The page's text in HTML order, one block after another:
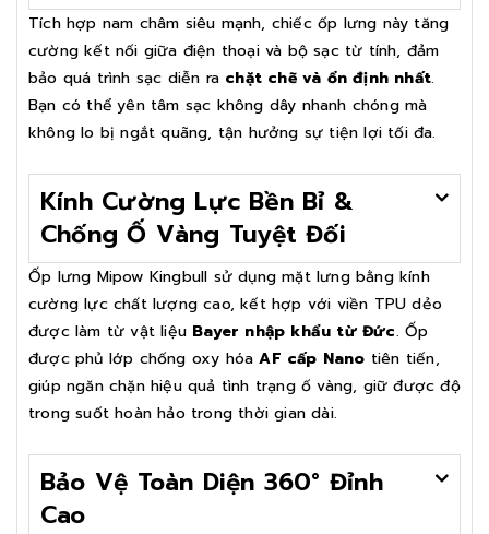
Tích hợp nam châm siêu mạnh, chiếc ốp lưng này tăng
cường kết nối giữa điện thoại và bộ sạc từ tính, đảm
bảo quá trình sạc diễn ra chặt chẽ và ổn định nhất.
Bạn có thể yên tâm sạc không dây nhanh chóng mà
không lo bị ngắt quãng, tận hưởng sự tiện lợi tối đa.
Kính Cường Lực Bền Bỉ &
Chống Ố Vàng Tuyệt Đối
Ốp lưng Mipow Kingbull sử dụng mặt lưng bằng kính
cường lực chất lượng cao, kết hợp với viền TPU dẻo
được làm từ vật liệu Bayer nhập khẩu từ Đức. Ốp
được phủ lớp chống oxy hóaAF cấp Nano tiên tiến,
giúp ngăn chặn hiệu quả tình trạng ố vàng, giữ được độ
trong suốt hoàn hảo trong thời gian dài.
Bảo Vệ Toàn Diện 360° Đỉnh
Cao